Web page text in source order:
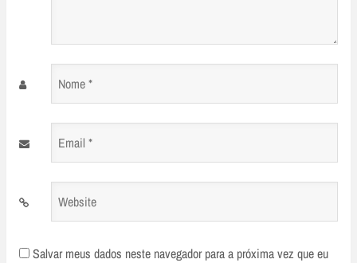
Nome
Email
Website
Salvar meus dados neste navegador para a próxima vez que eu